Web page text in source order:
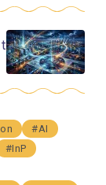
#AI
#InP